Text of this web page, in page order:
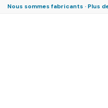
Nous sommes fabricants · Plus